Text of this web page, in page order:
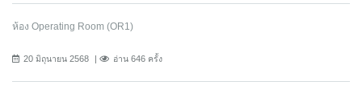
ห้อง Operating Room (OR1)
20 มิถุนายน 2568 อ่าน 646 ครั้ง